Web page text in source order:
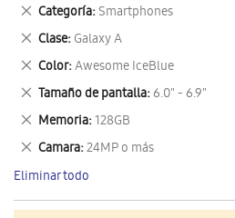
Categoría Smartphones
Eliminar
este
artículo
Clase Galaxy A
Eliminar
este
artículo
Color Awesome IceBlue
Eliminar
este
artículo
Tamaño de pantalla 6.0" - 6.9"
Eliminar
este
artículo
Memoria 128GB
Eliminar
este
artículo
Camara 24MP o más
Eliminar
este
artículo
Eliminar todo